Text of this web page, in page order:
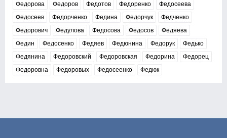
Федорова Федоров Федотов Федоренко
Федосеева
Федосеев
Федорченко Федина Федорчук
Федченко
Федорович
Федулова Федосова Федосов
Федяева
Федин
Федосенко Федяев Федюнина Федорук
Федько
Федянина
Федоровский Федоровская Федорина
Федорец
Федоровна
Федоровых Федосеенко Федюк